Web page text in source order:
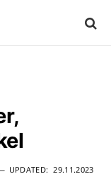
UPDATED: 29.11.2023